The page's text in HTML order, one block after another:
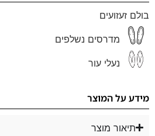
בולם זעזועים
מדרסים נשלפים
נעלי עור
מידע על המוצר
תיאור מוצר